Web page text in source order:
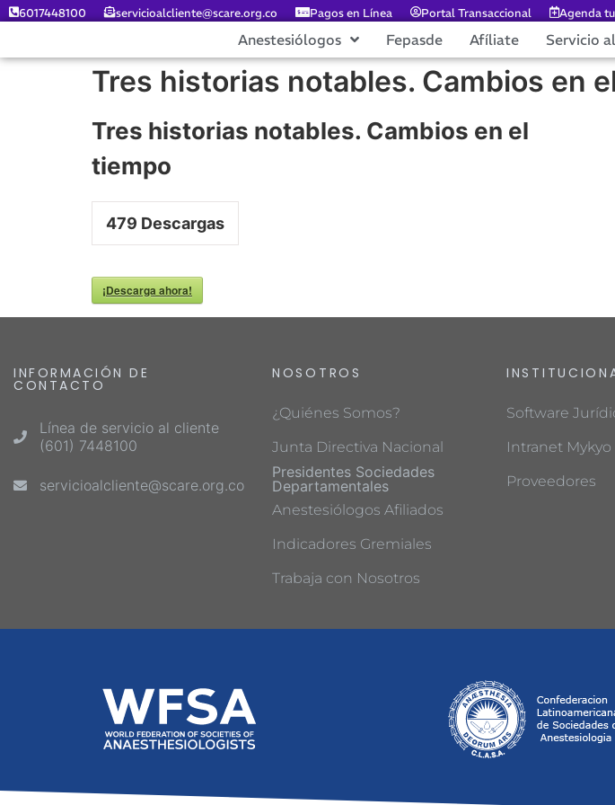
6017448100 servicioalcliente@scare.org.co Pagos en Línea Portal Transaccional Agenda
Anestesiólogos Fepasde Afíliate Servicio
Tres historias notables. Cambios en
Tres historias notables. Cambios en el
tiempo
479 Descargas
¡Descarga ahora!
INFORMACIÓN DE
CONTACTO
Línea de servicio al cliente
(601) 7448100
servicioalcliente@scare.org.co
NOSOTROS
¿Quiénes Somos?
Junta Directiva Nacional
Presidentes Sociedades
Departamentales
Anestesiólogos Afiliados
Indicadores Gremiales
Trabaja con Nosotros
Software
Intranet Mykyo
Proveedores